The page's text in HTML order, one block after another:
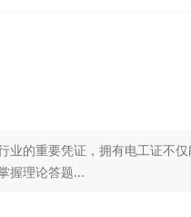
业的重要凭证，拥有电工证不
握理论答题...